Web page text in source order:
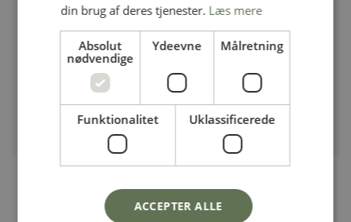
kr.75,00
din brug af deres tjenester. Læs mere
Absolut
nødvendige
Ydeevne Målretning
Funktionalitet Uklassificerede
ACCEPTER ALLE